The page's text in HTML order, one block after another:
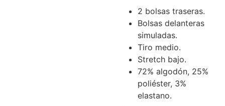
2 bolsas traseras.
Bolsas delanteras
simuladas.
Tiro medio.
Stretch bajo.
72% algodón, 25%
poliéster, 3%
elastano.